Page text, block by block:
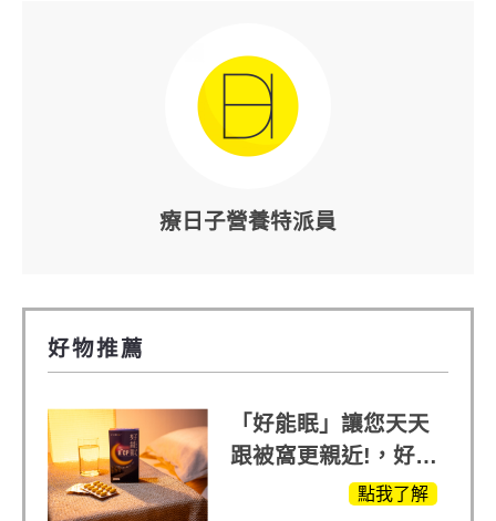
療日子營養特派員
好物推薦
「好能眠」讓您天天
跟被窩更親近!，好能
生醫X陳亞蘭推薦!
點我了解